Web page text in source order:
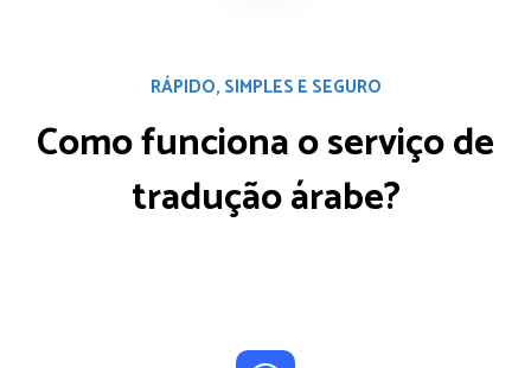
RÁPIDO, SIMPLES E SEGURO
Como funciona o serviçode
tradução árabe?